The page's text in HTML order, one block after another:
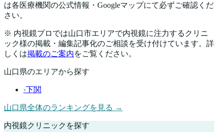
は各医療機関の公式情報・Googleマップにて必ずご確認くだ
さい。
※ 内視鏡プロでは山口市エリアで内視鏡に注力するクリニ
ック様の掲載・編集記事化のご相談を受け付けています。詳
しくは掲載のご案内をご覧ください。
山口県のエリアから探す
›下関
山口県全体のランキングを見る →
内視鏡クリニックを探す